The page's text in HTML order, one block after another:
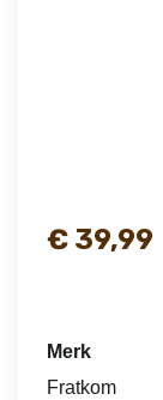
€ 39,99
Merk
Fratkom